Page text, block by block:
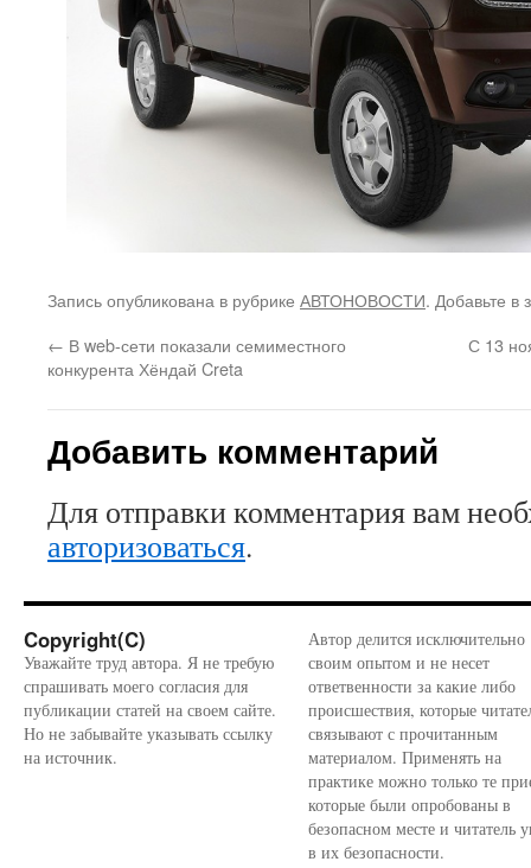
Запись опубликована в рубрике АВТОНОВОСТИ. Добавьте в
← В web-сети показали семиместного
конкурента Хёндай Creta
С 13
Добавить комментарий
Для отправки комментария вам
авторизоваться.
Copyright(C)
Уважайте труд автора. Я не требую
спрашивать моего согласия для
публикации статей на своем сайте.
Но не забывайте указывать ссылку
на источник.
Автор делится исключительно
своим опытом и не несет
ответвенности за какие либо
происшествия, которые
связывают с прочитанным
материалом. Применять на
практике можно только те
которые были опробованы в
безопасном месте и читатель
в их безопасности.